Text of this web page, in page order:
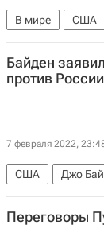
В мире США
Байден
против России
7 февраля 2022,
США Джо
Переговоры